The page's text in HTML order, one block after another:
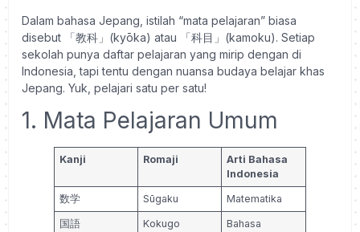
Dalam bahasa Jepang, istilah “mata pelajaran” biasa
disebut 「教科」(kyōka) atau 「科目」(kamoku). Setiap
sekolah punya daftar pelajaran yang mirip dengan di
Indonesia, tapi tentu dengan nuansa budaya belajar khas
Jepang. Yuk, pelajari satu per satu!
1. Mata Pelajaran Umum
Kanji Romaji
Arti Bahasa
Indonesia
数学 Sūgaku Matematika
国語 Kokugo
Bahasa